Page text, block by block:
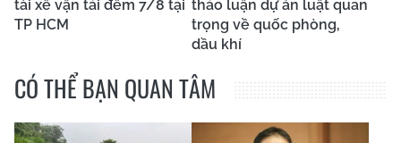
tài xế vận tải đêm 7/8 tại
TP HCM
thảo luận dự án luật quan
trọng về quốc phòng,
dầu khí
CÓ THỂ BẠN QUAN TÂM